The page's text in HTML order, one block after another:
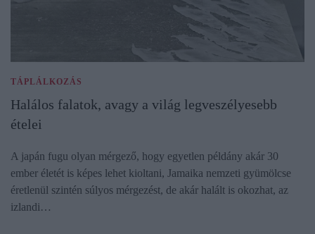
TÁPLÁLKOZÁS
Halálos falatok, avagy a világ legveszélyesebb
ételei
A japán fugu olyan mérgező, hogy egyetlen példány akár 30
ember életét is képes lehet kioltani, Jamaika nemzeti gyümölcse
éretlenül szintén súlyos mérgezést, de akár halált is okozhat, az
izlandi…